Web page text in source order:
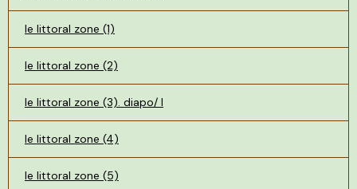
le littoral zone (1)
le littoral zone (2)
le littoral zone (3). diapo/ l
le littoral zone (4)
le littoral zone (5)